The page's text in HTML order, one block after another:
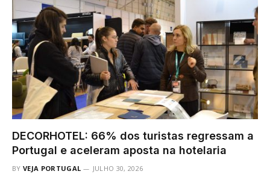
DECORHOTEL: 66% dos turistas regressam a
Portugal e aceleram aposta na hotelaria
BY VEJA PORTUGAL JULHO 30, 2026